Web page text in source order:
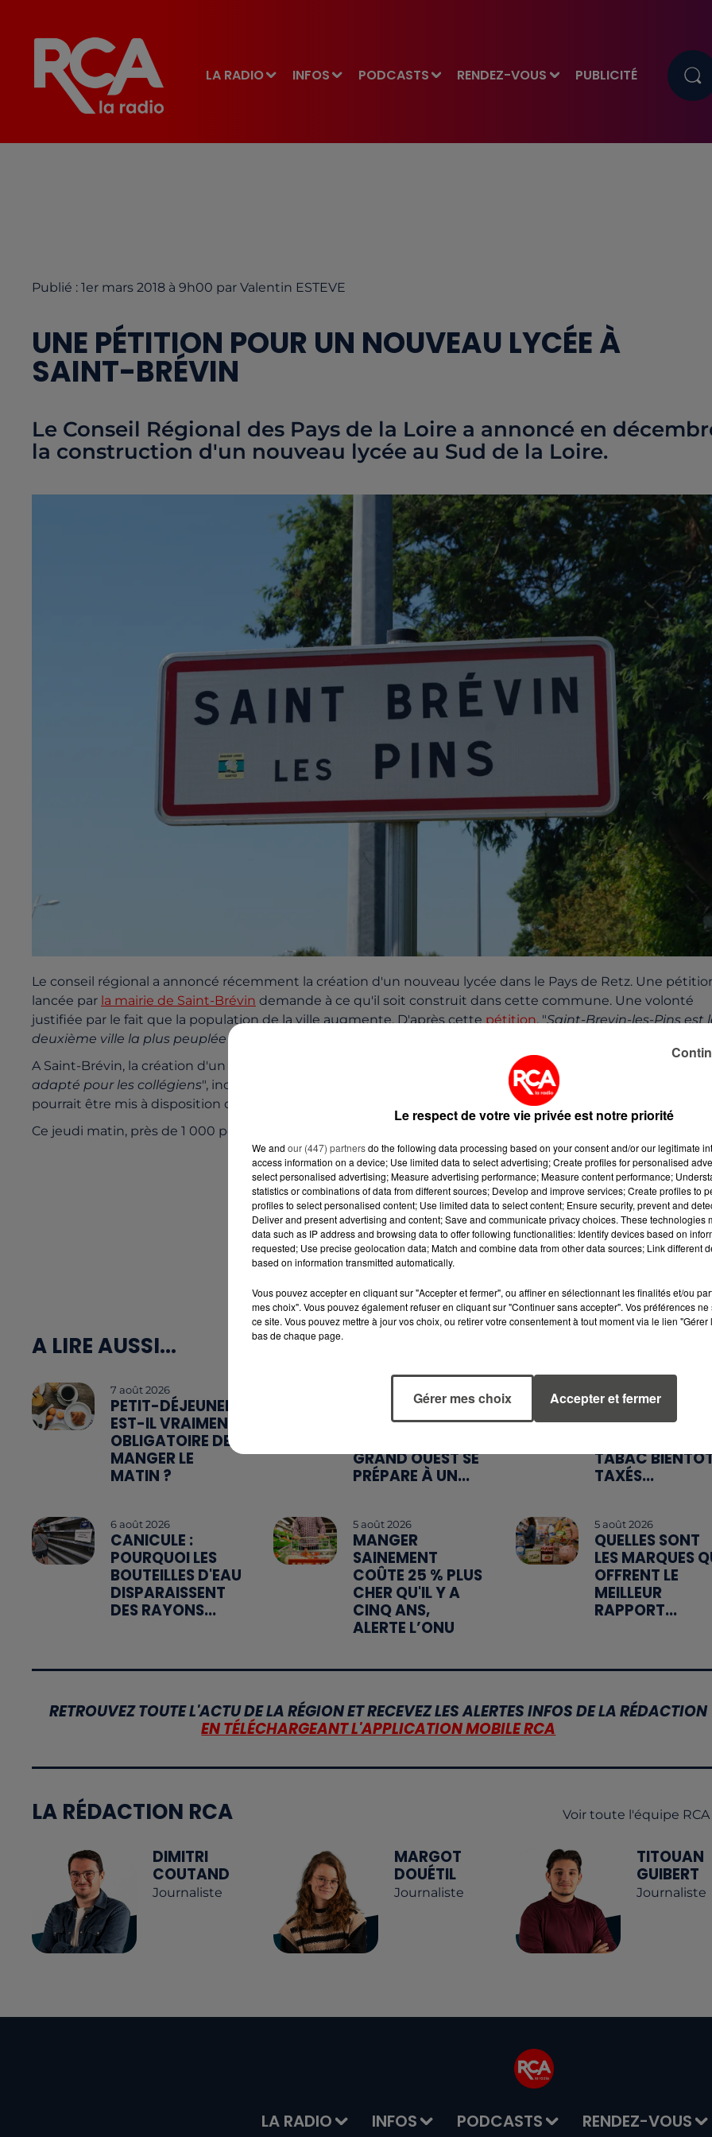
LA RADIO INFOS PODCASTS RENDEZ-VOUS PUBLICITÉ
Publié : 1er mars 2018 à 9h00 par Valentin ESTEVE
UNE PÉTITION POUR UN NOUVEAU LYCÉE À
SAINT-BRÉVIN
Le Conseil Régional des Pays de la Loire a annoncé en
la construction d'un nouveau lycée au Sud de la Loire.
Le conseil régional a annoncé récemment la création d'un nouveau lycée dans le Pays de Retz. Une
lancée par la mairie de Saint-Brévin demande à ce qu'il soit construit dans cette commune. Une volonté
justifiée par le fait que la population de la ville augmente. D'après cette pétition, "Saint-Brevin-les-Pins est
deuxième ville la plus peuplée du Pays de Retz (14 000 habitants)
A Saint-Brévin, la création d'un nouvel établissement serait donc "
indispensable à un parcours scolaire
adapté pour les collégiens", indique-t-on dans le texte de la pétition, qui précise même qu'un terrain
pourrait être mis à disposition dans les meilleurs délais dans la zone de la Guerche.
Ce jeudi matin, près de 1 000 personnes ont signé le texte.
A LIRE AUSSI...
7 août 2026
PETIT-DÉJEUNER :
EST-IL VRAIMENT
OBLIGATOIRE DE
MANGER LE
MATIN ?
WEEK-END
ROUGE SUR LES
GRAND OUEST SE
PRÉPARE À UN...
MÉGOTS ET
DE FORÊT : LES
TABAC
TAXÉS...
6 août 2026
CANICULE :
POURQUOI LES
BOUTEILLES D'EAU
DISPARAISSENT
DES RAYONS...
5 août 2026
MANGER
SAINEMENT
COÛTE 25 % PLUS
CHER QU'IL Y A
CINQ ANS,
ALERTE L’ONU
5 août 2026
QUELLES SONT
LES MARQUES
OFFRENT LE
MEILLEUR
RAPPORT...
RETROUVEZ TOUTE L'ACTU DE LA RÉGION ET RECEVEZ LES ALERTES INFOS DE LA RÉDACTION
EN TÉLÉCHARGEANT L'APPLICATION MOBILE RCA
LA RÉDACTION RCA Voir toute l'équipe RCA
DIMITRI
COUTAND
Journaliste
MARGOT
DOUÉTIL
Journaliste
TITOUAN
GUIBERT
Journaliste
LA RADIO INFOS PODCASTS RENDEZ-VOUS
Le respect de votre vie privée est notre priorité
We and our (447) partnersdo the following data processing based on your consent and/or our legitimate
access information on a device; Use limited data to select advertising; Create profiles for personalised
select personalised advertising; Measure advertising performance; Measure content performance;
statistics or combinations of data from different sources; Develop and improve services; Create profiles to
profiles to select personalised content; Use limited data to select content; Ensure security, prevent and
Deliver and present advertising and content; Save and communicate privacy choices. These technologies
data such as IP address and browsing data to offer following functionalities: Identify devices based on
requested; Use precise geolocation data; Match and combine data from other data sources; Link different
based on information transmitted automatically.
Vous pouvez accepter en cliquant sur "Accepter et fermer", ou affiner en sélectionnant les finalités et/ou
mes choix". Vous pouvez également refuser en cliquant sur "Continuer sans accepter". Vos préférences
ce site. Vous pouvez mettre à jour vos choix, ou retirer votre consentement à tout moment via le lien
bas de chaque page.
Gérer mes choix Accepter et fermer